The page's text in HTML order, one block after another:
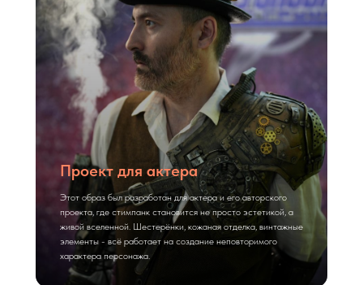
Проект для актера
Этот образ был разработан для актера и его авторского
проекта, где стимпанк становится не просто эстетикой, а
живой вселенной. Шестерёнки, кожаная отделка, винтажные
элементы - всё работает на создание неповторимого
характера персонажа.